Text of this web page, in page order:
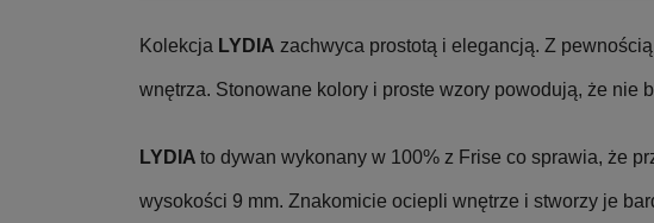
Kolekcja LYDIA zachwyca prostotą i elegancją. Z
wnętrza. Stonowane kolory i proste wzory powodują, że nie
LYDIA to dywan wykonany w 100% z Frise co sprawia, że
wysokości 9 mm. Znakomicie ociepli wnętrze i stworzy je